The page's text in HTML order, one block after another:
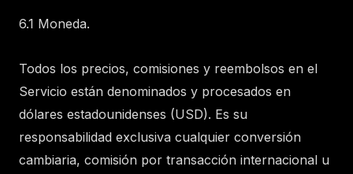
6.1 Moneda.
Todos los precios, comisiones y reembolsos en el
Servicio están denominados y procesados en
dólares estadounidenses (USD). Es su
responsabilidad exclusiva cualquier conversión
cambiaria, comisión por transacción internacional u